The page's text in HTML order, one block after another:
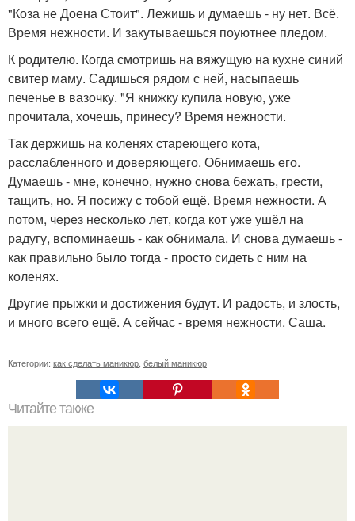
"Коза не Доена Стоит". Лежишь и думаешь - ну нет. Всё.
Время нежности. И закутываешься поуютнее пледом.
К родителю. Когда смотришь на вяжущую на кухне синий
свитер маму. Садишься рядом с ней, насыпаешь
печенье в вазочку. "Я книжку купила новую, уже
прочитала, хочешь, принесу? Время нежности.
Так держишь на коленях стареющего кота,
расслабленного и доверяющего. Обнимаешь его.
Думаешь - мне, конечно, нужно снова бежать, грести,
тащить, но. Я посижу с тобой ещё. Время нежности. А
потом, через несколько лет, когда кот уже ушёл на
радугу, вспоминаешь - как обнимала. И снова думаешь -
как правильно было тогда - просто сидеть с ним на
коленях.
Другие прыжки и достижения будут. И радость, и злость,
и много всего ещё. А сейчас - время нежности. Саша.
Категории: как сделать маникюр белый маникюр
Читайте также